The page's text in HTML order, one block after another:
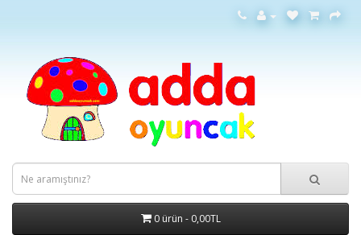
0 ürün - 0,00TL